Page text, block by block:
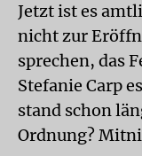
Jetzt ist es
nicht zur
sprechen, das
Stefanie Carp
stand schon
Ordnung?